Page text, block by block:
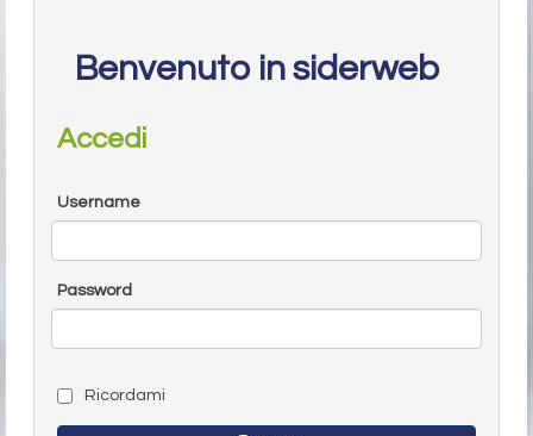
Benvenuto in siderweb
Accedi
Username
Password
Ricordami